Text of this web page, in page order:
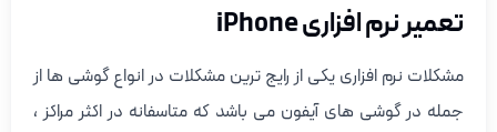
تعمیر نرم افزاری iPhone
مشکلات نرم افزاری یکی از رایج ترین مشکلات در انواع گوشی ها از
جمله در گوشی های آیفون می باشد که متاسفانه در اکثر مراکز ،